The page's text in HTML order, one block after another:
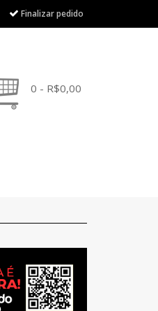
Finalizar pedido
0 - R$0,00